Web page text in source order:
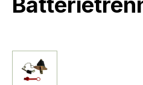
Bildergalerie überspringen